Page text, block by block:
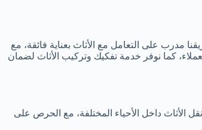
مدرب على التعامل مع الأثاث بعناية فائقة، مع
كما نوفر خدمة تفكيك وتركيب الأثاث لضمان
الأثاث داخل الأحياء المختلفة، مع الحرص على